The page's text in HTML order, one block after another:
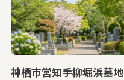
神栖市営知手柳堀浜墓地